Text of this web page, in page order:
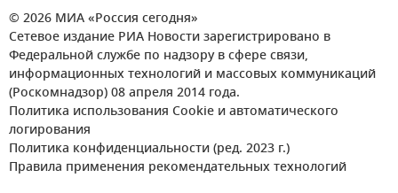
© 2026 МИА «Россия сегодня»
Сетевое издание РИА Новости зарегистрировано в
Федеральной службе по надзору в сфере связи,
информационных технологий и массовых коммуникаций
(Роскомнадзор) 08 апреля 2014 года.
Политика использования Cookie и автоматического
логирования
Политика конфиденциальности (ред. 2023 г.)
Правила применения рекомендательных технологий